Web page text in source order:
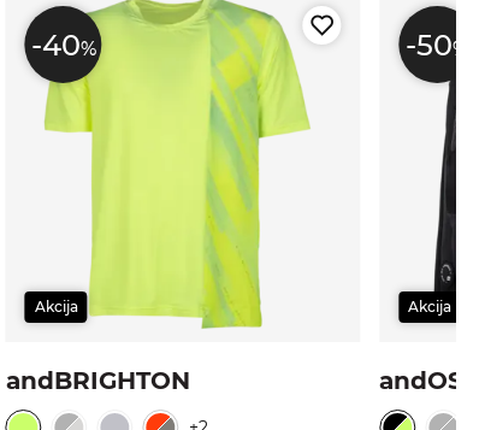
-40%
Akcija
andBRIGHTON
-50%
Akcija